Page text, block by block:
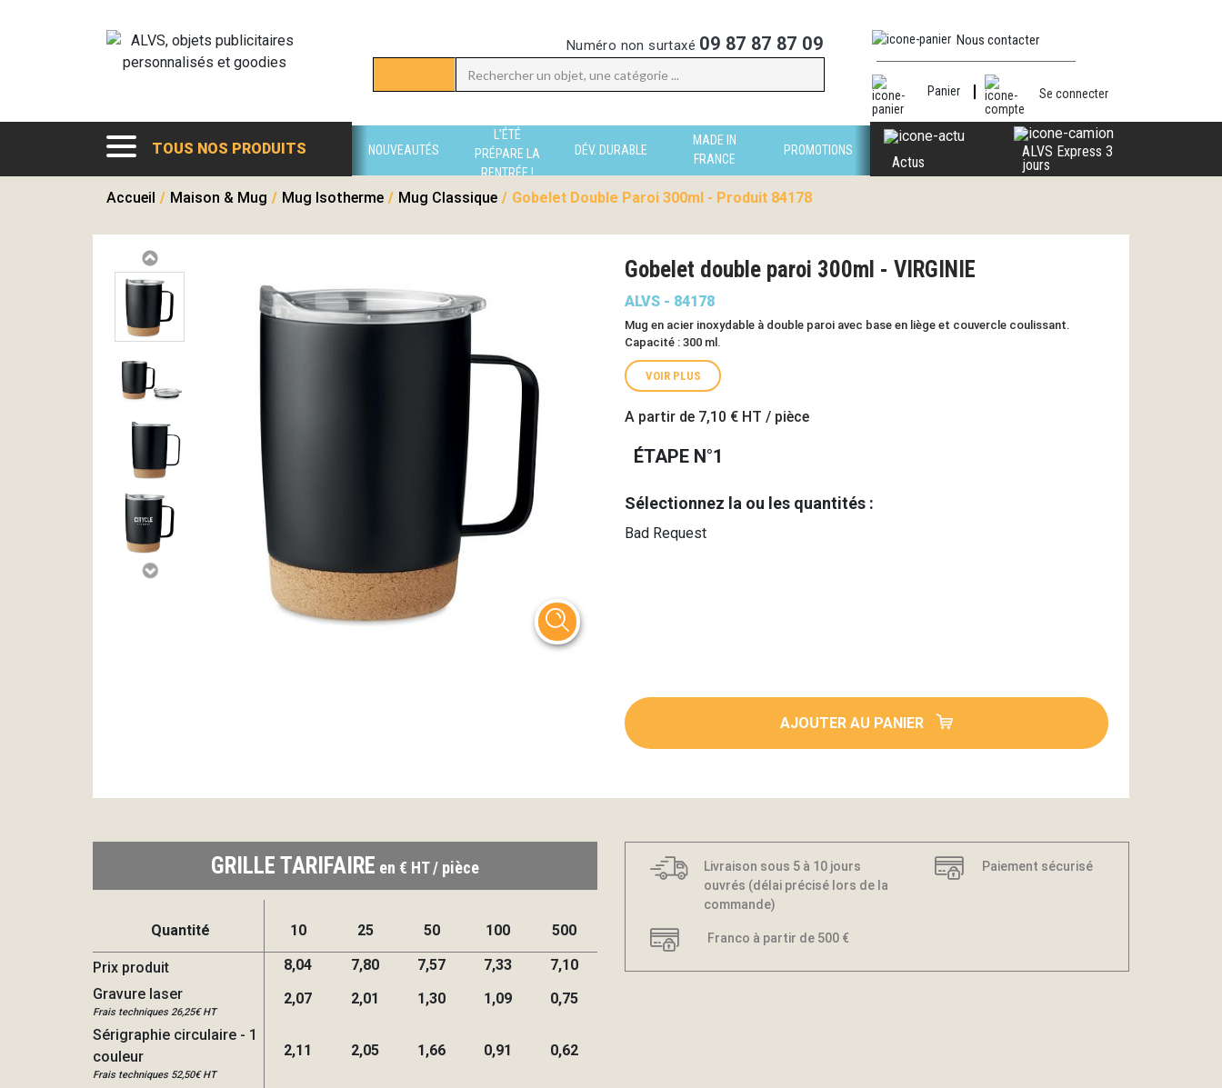
Numéro non surtaxé 09 87 87 87 09 Nous contacter
Panier Se connecter
TOUS NOS PRODUITS NOUVEAUTÉS
L'ÉTÉ
PRÉPARE LA
RENTRÉE !
DÉV. DURABLE
MADE IN
FRANCE
PROMOTIONS
Actus
ALVS Express 3
jours
Accueil / Maison & Mug / Mug Isotherme / Mug Classique / Gobelet Double Paroi 300ml - Produit 84178
Gobelet double paroi 300ml - VIRGINIE
ALVS - 84178
Mug en acier inoxydable à double paroi avec base en liège et couvercle coulissant.
Capacité : 300 ml.
VOIR PLUS
A partir de 7,10 € HT / pièce
ÉTAPE N°1
Sélectionnez la ou les quantités :
Bad Request
AJOUTER AU PANIER
GRILLE TARIFAIRE en € HT / pièce
Quantité 10 25 50 100 500
Prix produit 8,04 7,80 7,57 7,33
7,10
Gravure laser
Frais techniques 26,25€ HT
2,07 2,01 1,30 1,09 0,75
Sérigraphie circulaire - 1
couleur
Frais techniques 52,50€ HT
2,11 2,05 1,66 0,91 0,62
Livraison sous 5 à 10 jours
ouvrés (délai précisé lors de la
commande)
Paiement sécurisé
Franco à partir de 500 €